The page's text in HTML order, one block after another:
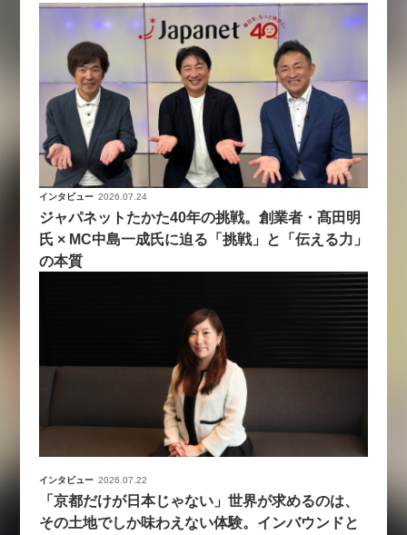
インタビュー 2026.07.24
ジャパネットたかた40年の挑戦。創業者・髙田明
氏 × MC中島一成氏に迫る「挑戦」と「伝える力」
の本質
インタビュー 2026.07.22
「京都だけが日本じゃない」世界が求めるのは、
その土地でしか味わえない体験。インバウンドと